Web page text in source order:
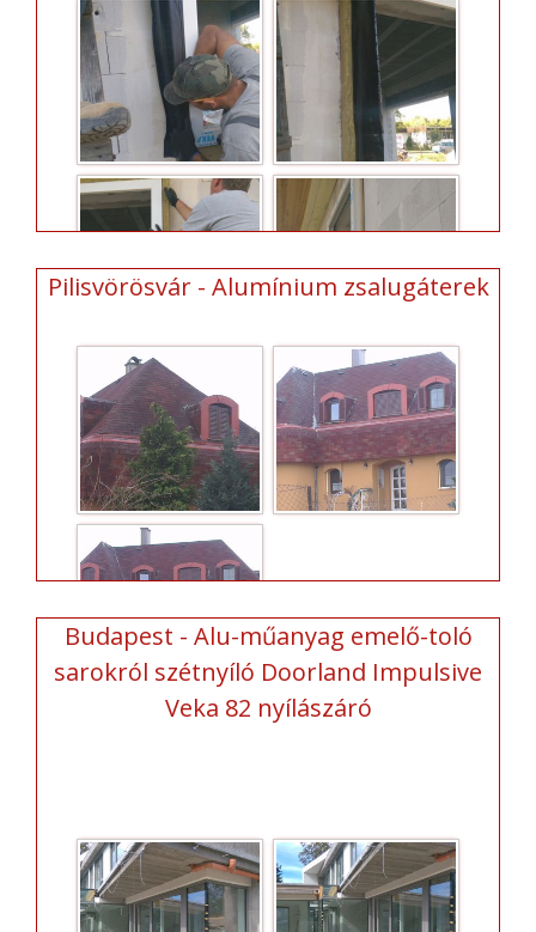
Pilisvörösvár - Alumínium zsalugáterek
Budapest - Alu-műanyag emelő-toló
sarokról szétnyíló Doorland Impulsive
Veka 82 nyílászáró